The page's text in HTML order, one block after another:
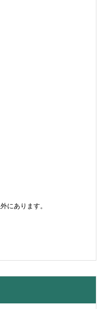
にあります。